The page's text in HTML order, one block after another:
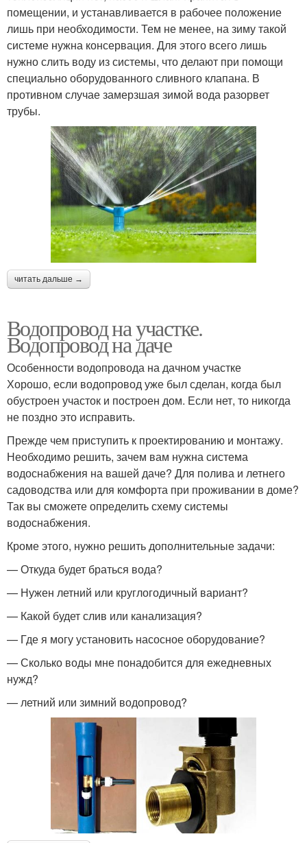
Трубы для
водопровода
помещении, и устанавливается в рабочее положение
лишь при необходимости. Тем не менее, на зиму такой
системе нужна консервация. Для этого всего лишь
нужно слить воду из системы, что делают при помощи
специально оборудованного сливного клапана. В
противном случае замерзшая зимой вода разорвет
трубы.
читать дальше →
Водопровод на участке.
Водопровод на даче
Особенности водопровода на дачном участке
Хорошо, если водопровод уже был сделан, когда был
обустроен участок и построен дом. Если нет, то никогда
не поздно это исправить.
Прежде чем приступить к проектированию и монтажу.
Необходимо решить, зачем вам нужна система
водоснабжения на вашей даче? Для полива и летнего
садоводства или для комфорта при проживании в доме?
Так вы сможете определить схему системы
водоснабжения.
Кроме этого, нужно решить дополнительные задачи:
— Откуда будет браться вода?
— Нужен летний или круглогодичный вариант?
— Какой будет слив или канализация?
— Где я могу установить насосное оборудование?
— Сколько воды мне понадобится для ежедневных
нужд?
— летний или зимний водопровод?